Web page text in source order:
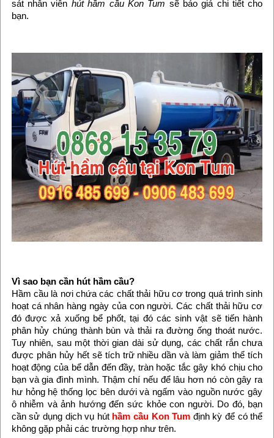
sát nhân viên hút hầm cầu Kon Tum sẽ báo giá chi tiết cho
bạn.
Vì sao bạn cần hút hầm cầu?
Hầm cầu là nơi chứa các chất thải hữu cơ trong quá trình sinh
hoạt cá nhân hàng ngày của con người. Các chất thải hữu cơ
đó được xả xuống bể phốt, tại đó các sinh vật sẽ tiến hành
phân hủy chúng thành bùn và thải ra đường ống thoát nước.
Tuy nhiên, sau một thời gian dài sử dụng, các chất rắn chưa
được phân hủy hết sẽ tích trữ nhiều dần và làm giảm thể tích
hoạt động của bể dẫn đến đầy, tràn hoặc tắc gây khó chịu cho
bạn và gia đình mình. Thậm chí nếu để lâu hơn nó còn gây ra
hư hỏng hệ thống lọc bên dưới và ngấm vào nguồn nước gây
ô nhiễm và ảnh hướng đến sức khỏe con người. Do đó, bạn
cần sử dụng dịch vụ hút hầm cầu Kon Tum định kỳ để có thể
không gặp phải các trường hợp như trên.